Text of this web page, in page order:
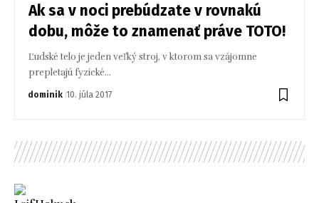
Ak sa v noci prebúdzate v rovnakú
dobu, môže to znamenať práve TOTO!
Ľudské telo je jeden veľký stroj, v ktorom sa vzájomne
prepletajú fyzické…
dominik 10. júla 2017